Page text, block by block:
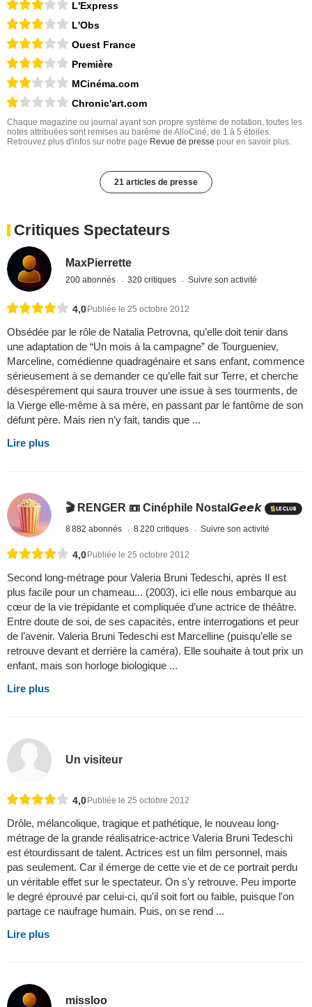
L'Express
L'Obs
Ouest France
Première
MCinéma.com
Chronic'art.com
Chaque magazine ou journal ayant son propre système de notation, toutes les
notes attribuées sont remises au barême de AlloCiné, de 1 à 5 étoiles.
Retrouvez plus d'infos sur notre page Revue de presse pour en savoir plus.
21 articles de presse
Critiques Spectateurs
MaxPierrette
200 abonnés 320 critiques Suivre son activité
4,0Publiée le 25 octobre 2012
Obsédée par le rôle de Natalia Petrovna, qu’elle doit tenir dans
une adaptation de “Un mois à la campagne” de Tourgueniev,
Marceline, comédienne quadragénaire et sans enfant, commence
sérieusement à se demander ce qu’elle fait sur Terre, et cherche
désespérement qui saura trouver une issue à ses tourments, de
la Vierge elle-même à sa mère, en passant par le fantôme de son
défunt père. Mais rien n’y fait, tandis que ...
Lire plus
🎬 RENGER 📼 Cinéphile Nostal𝙂𝙚𝙚𝙠
8 882 abonnés 8 220 critiques Suivre son activité
4,0 Publiée le 25 octobre 2012
Second long-métrage pour Valeria Bruni Tedeschi, après Il est
plus facile pour un chameau... (2003), ici elle nous embarque au
cœur de la vie trépidante et compliquée d’une actrice de théâtre.
Entre doute de soi, de ses capacités, entre interrogations et peur
de l’avenir. Valeria Bruni Tedeschi est Marcelline (puisqu’elle se
retrouve devant et derrière la caméra). Elle souhaite à tout prix un
enfant, mais son horloge biologique ...
Lire plus
Un visiteur
4,0 Publiée le 25 octobre 2012
Drôle, mélancolique, tragique et pathétique, le nouveau long-
métrage de la grande réalisatrice-actrice Valeria Bruni Tedeschi
est étourdissant de talent. Actrices est un film personnel, mais
pas seulement. Car il émerge de cette vie et de ce portrait perdu
un véritable effet sur le spectateur. On s'y retrouve. Peu importe
le degré éprouvé par celui-ci, qu'il soit fort ou faible, puisque l'on
partage ce naufrage humain. Puis, on se rend ...
Lire plus
missloo